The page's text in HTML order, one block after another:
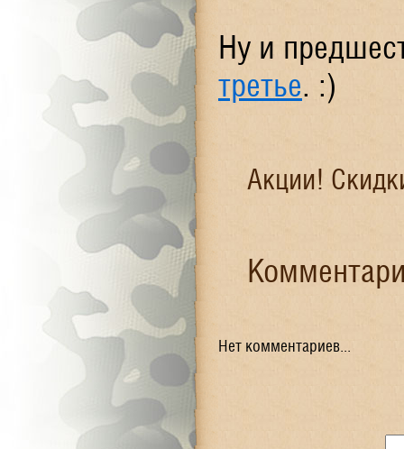
Ну и
третье. :)
Акции!
Нет комментариев...